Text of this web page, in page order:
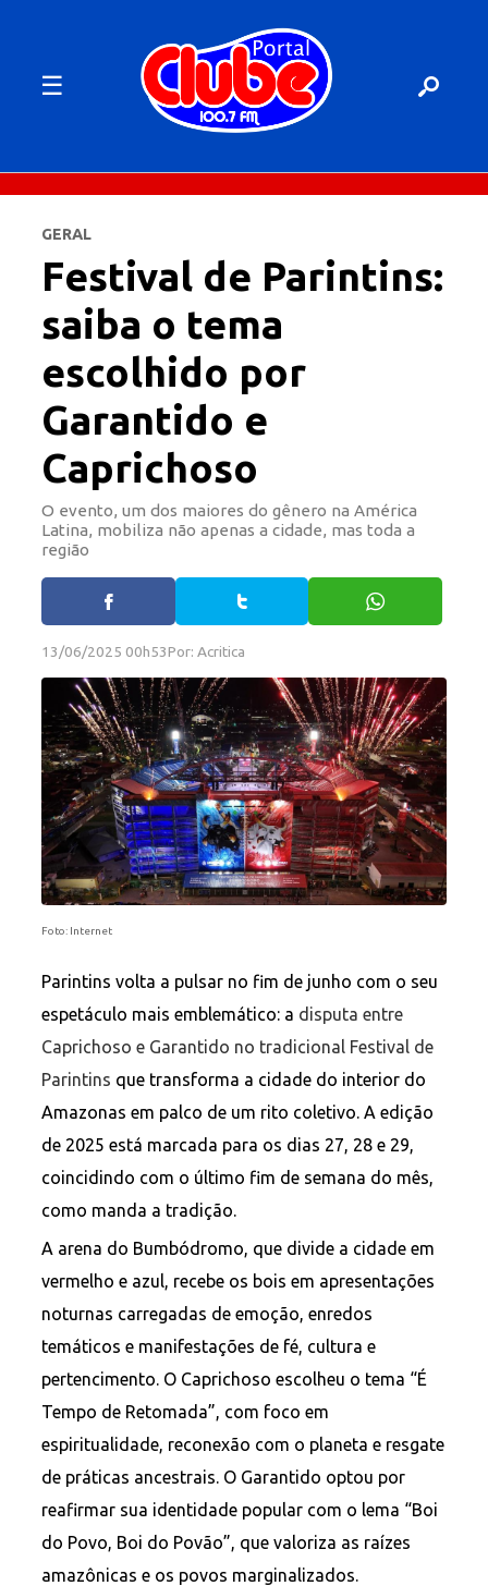
☰
GERAL
Festival de Parintins:
saiba o tema
escolhido por
Garantido e
Caprichoso
O evento, um dos maiores do gênero na América
Latina, mobiliza não apenas a cidade, mas toda a
região
13/06/2025 00h53Por: Acritica
Foto: Internet
Parintins volta a pulsar no fim de junho com o seu
espetáculo mais emblemático: a disputa entre
Caprichoso e Garantido no tradicional Festival de
Parintins que transforma a cidade do interior do
Amazonas em palco de um rito coletivo. A edição
de 2025 está marcada para os dias 27, 28 e 29,
coincidindo com o último fim de semana do mês,
como manda a tradição.
A arena do Bumbódromo, que divide a cidade em
vermelho e azul, recebe os bois em apresentações
noturnas carregadas de emoção, enredos
temáticos e manifestações de fé, cultura e
pertencimento. O Caprichoso escolheu o tema “É
Tempo de Retomada”, com foco em
espiritualidade, reconexão com o planeta e resgate
de práticas ancestrais. O Garantido optou por
reafirmar sua identidade popular com o lema “Boi
do Povo, Boi do Povão”, que valoriza as raízes
amazônicas e os povos marginalizados.